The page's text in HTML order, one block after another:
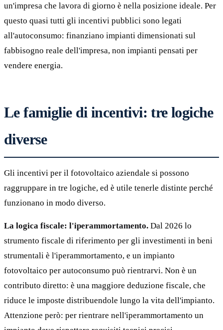
un'impresa che lavora di giorno è nella posizione ideale. Per
questo quasi tutti gli incentivi pubblici sono legati
all'autoconsumo: finanziano impianti dimensionati sul
fabbisogno reale dell'impresa, non impianti pensati per
vendere energia.
Le famiglie di incentivi: tre logiche
diverse
Gli incentivi per il fotovoltaico aziendale si possono
raggruppare in tre logiche, ed è utile tenerle distinte perché
funzionano in modo diverso.
La logica fiscale: l'iperammortamento. Dal 2026 lo
strumento fiscale di riferimento per gli investimenti in beni
strumentali è l'iperammortamento, e un impianto
fotovoltaico per autoconsumo può rientrarvi. Non è un
contributo diretto: è una maggiore deduzione fiscale, che
riduce le imposte distribuendole lungo la vita dell'impianto.
Attenzione però: per rientrare nell'iperammortamento un